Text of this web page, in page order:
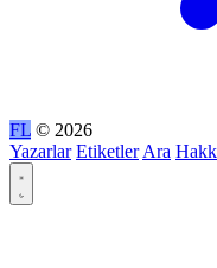
FL © 2026
Yazarlar Etiketler Ara